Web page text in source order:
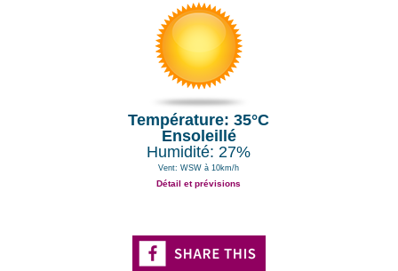
Température: 35°C
Ensoleillé
Humidité: 27%
Vent: WSW à 10km/h
Détail et prévisions